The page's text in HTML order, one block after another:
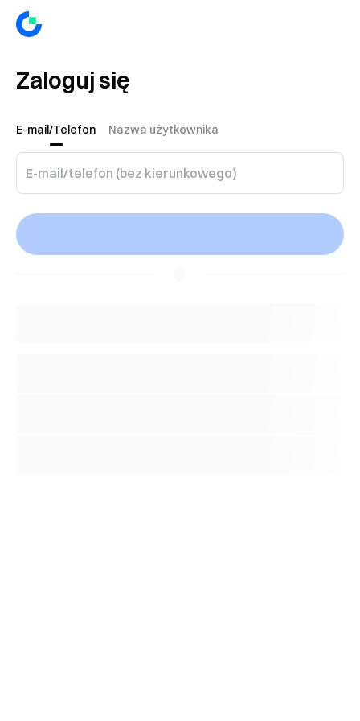
Zaloguj się
E-mail/Telefon Nazwa użytkownika